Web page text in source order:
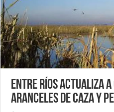
Entre Ríos actualiza
aranceles de caza y